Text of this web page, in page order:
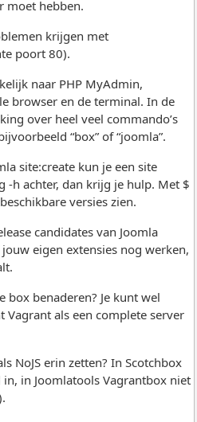
moet hebben.
krijgen met
poort 80).
naar PHP MyAdmin,
browser en de terminal. In de
over heel veel commando’s
“box” of “joomla”.
site:create kun je een site
-h achter, dan krijg je hulp. Met $
versies zien.
candidates van Joomla
eigen extensies nog werken,
box benaderen? Je kunt wel
Vagrant als een complete server
NoJS erin zetten? In Scotchbox
in Joomlatools Vagrantbox niet